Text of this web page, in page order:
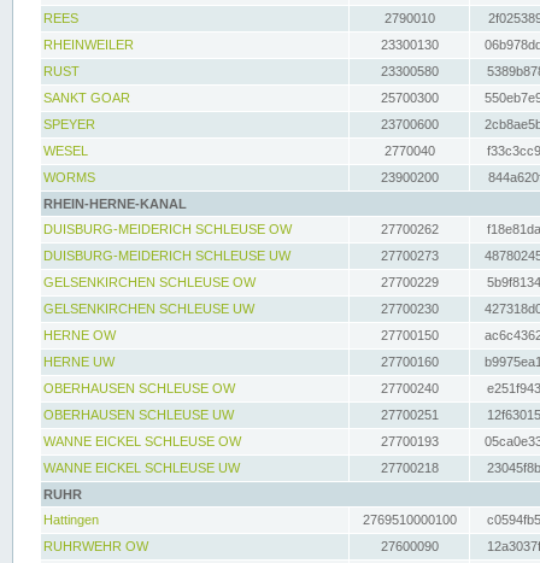
REES
2790010
RHEINWEILER
23300130
RUST
23300580
SANKT GOAR
25700300
SPEYER
23700600
WESEL
2770040
WORMS
23900200
RHEIN-HERNE-KANAL
DUISBURG-MEIDERICH SCHLEUSE OW
27700262
DUISBURG-MEIDERICH SCHLEUSE UW
27700273
GELSENKIRCHEN SCHLEUSE OW
27700229
GELSENKIRCHEN SCHLEUSE UW
27700230
HERNE OW
27700150
HERNE UW
27700160
OBERHAUSEN SCHLEUSE OW
27700240
OBERHAUSEN SCHLEUSE UW
27700251
WANNE EICKEL SCHLEUSE OW
27700193
WANNE EICKEL SCHLEUSE UW
27700218
RUHR
Hattingen
2769510000100
RUHRWEHR OW
27600090